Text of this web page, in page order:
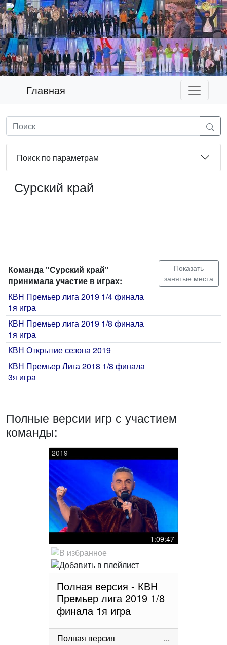
Главная
Поиск по параметрам
Сурский край
Команда "Сурский край"
принимала участие в играх:
Показать
занятые места
КВН Премьер лига 2019 1/4 финала
1я игра
КВН Премьер лига 2019 1/8 финала
1я игра
КВН Открытие сезона 2019
КВН Премьер Лига 2018 1/8 финала
3я игра
Полные версии игр с участием
команды:
2019
1:09:47
Полная версия - КВН
Премьер лига 2019 1/8
финала 1я игра
Полная версия ...